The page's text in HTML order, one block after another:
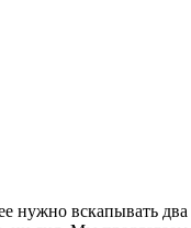
нужно вскапывать два